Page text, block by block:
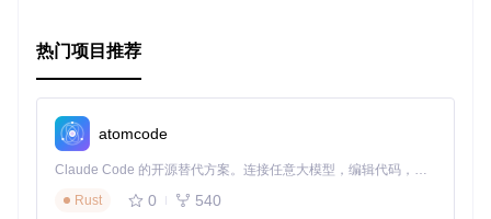
属性
minimumZoomScale
maximumZoomScale
局限性
需要注意的是，在Android平台上，
热门项目推荐
atomcode
Claude Code 的开源替代方案。连接任意大模型，编辑代码，运行命令，自动验证 — 全自动执行。用 Rust 构建，极致性能。 ｜ An open-source alternative to Claude Code. Connect any LLM, edit code, run commands, and verify changes — autonomously. Built in Rust for speed. Get Started
Rust
0 540